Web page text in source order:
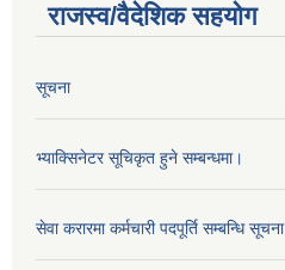
राजस्व/वैदेशिक सहयोग
सूचना
भ्याक्सिनेटर सूचिकृत हुने सम्बन्धमा।
सेवा करारमा कर्मचारी पदपूर्ति सम्बन्धि सूचना